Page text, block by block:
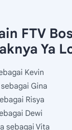
FTV
Ya
Kevin
sebagai Gina
Risya
Dewi
sebagai Vita